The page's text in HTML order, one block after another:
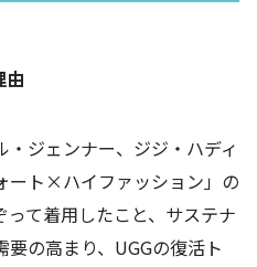
由
ジェンナー、ジジ・ハディ
ート×ハイファッション」の
て着用したこと、サステナ
の高まり、UGGの復活ト